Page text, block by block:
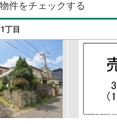
件をチェックする
丁目